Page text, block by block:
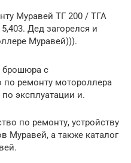
Муравей ТГ 200 / ТГА
Дед загорелся и
Муравей))).
брошюра с
ремонту мотороллера
эксплуатации и.
по ремонту, устройству
Муравей, а также каталог